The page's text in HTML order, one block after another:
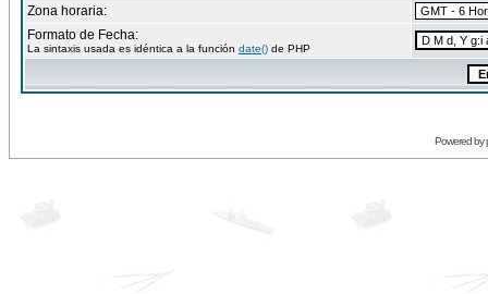
Zona horaria:
Formato de Fecha:
La sintaxis usada es idéntica a la función date() de PHP
Powered by